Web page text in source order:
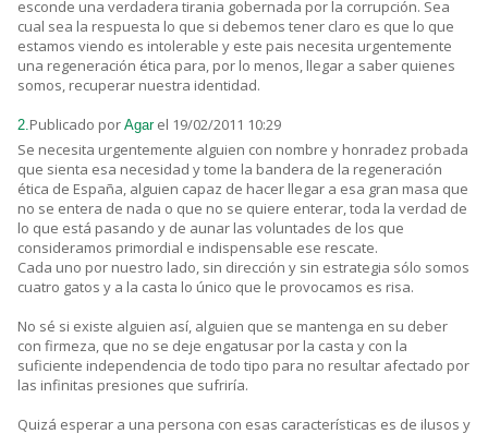
esconde una verdadera tirania gobernada por la corrupción. Sea
cual sea la respuesta lo que si debemos tener claro es que lo que
estamos viendo es intolerable y este pais necesita urgentemente
una regeneración ética para, por lo menos, llegar a saber quienes
somos, recuperar nuestra identidad.
2.Publicado por Agar el 19/02/2011 10:29
Se necesita urgentemente alguien con nombre y honradez probada
que sienta esa necesidad y tome la bandera de la regeneración
ética de España, alguien capaz de hacer llegar a esa gran masa que
no se entera de nada o que no se quiere enterar, toda la verdad de
lo que está pasando y de aunar las voluntades de los que
consideramos primordial e indispensable ese rescate.
Cada uno por nuestro lado, sin dirección y sin estrategia sólo somos
cuatro gatos y a la casta lo único que le provocamos es risa.
No sé si existe alguien así, alguien que se mantenga en su deber
con firmeza, que no se deje engatusar por la casta y con la
suficiente independencia de todo tipo para no resultar afectado por
las infinitas presiones que sufriría.
Quizá esperar a una persona con esas características es de ilusos y